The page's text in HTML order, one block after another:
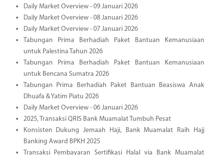
Daily Market Overview - 09 Januari 2026
Daily Market Overview - 08 Januari 2026
Daily Market Overview - 07 Januari 2026
Tabungan Prima Berhadiah Paket Bantuan Kemanusiaan
untuk Palestina Tahun 2026
Tabungan Prima Berhadiah Paket Bantuan Kemanusiaan
untuk Bencana Sumatra 2026
Tabungan Prima Berhadiah Paket Bantuan Beasiswa Anak
Dhuafa & Yatim Piatu 2026
Daily Market Overview - 06 Januari 2026
2025, Transaksi QRIS Bank Muamalat Tumbuh Pesat
Konsisten Dukung Jemaah Haji, Bank Muamalat Raih Hajj
Banking Award BPKH 2025
Transaksi Pembayaran Sertifikasi Halal via Bank Muamalat